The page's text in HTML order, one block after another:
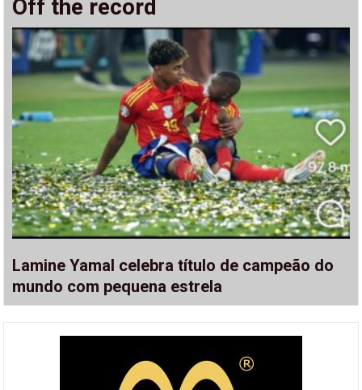
Off the record
Lamine Yamal celebra título de campeão do
mundo com pequena estrela